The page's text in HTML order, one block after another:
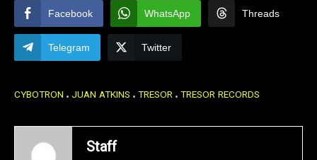
Facebook WhatsApp Threads
Telegram Twitter
CYBOTRON JUAN ATKINS TRESOR TRESOR RECORDS
Staff